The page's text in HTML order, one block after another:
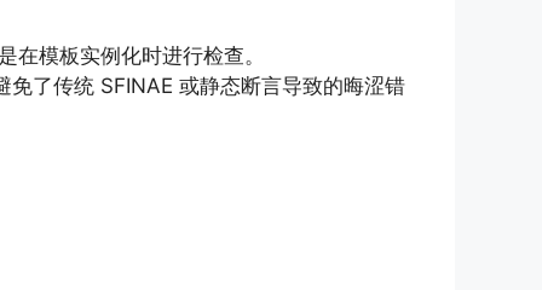
模板实例化时进行检查。
免了传统 SFINAE 或静态断言导致的晦涩错